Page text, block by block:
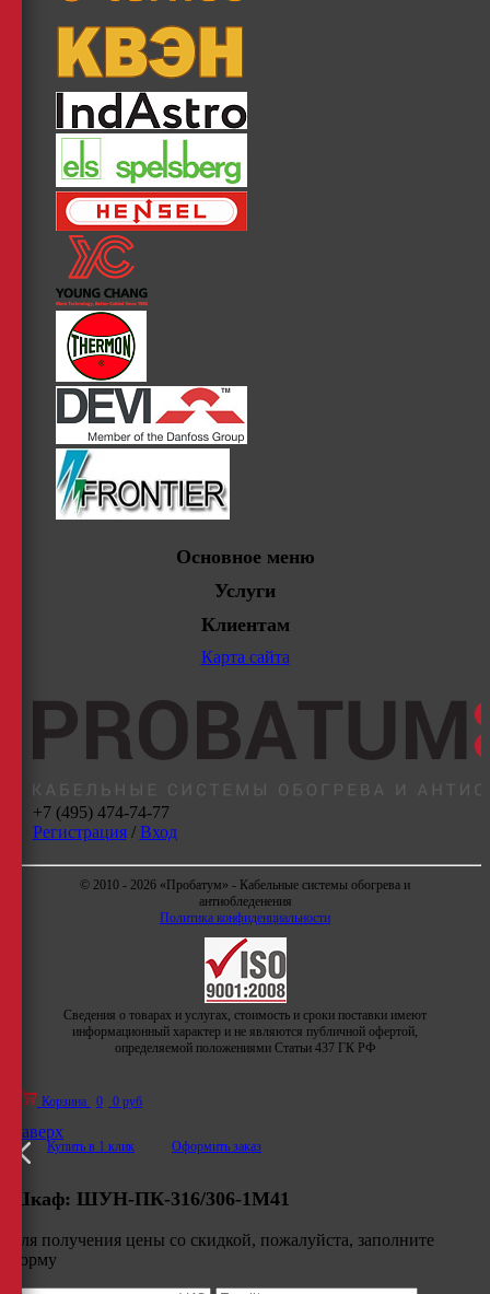
Основное меню
Услуги
Клиентам
Карта сайта
+7 (495) 474-74-77
Регистрация/ Вход
© 2010 - 2026 «Пробатум» - Кабельные системы обогрева и
антиобледенения
Политика конфиденциальности
Сведения о товарах и услугах, стоимость и сроки поставки имеют
информационный характер и не являются публичной офертой,
определяемой положениями Статьи 437 ГК РФ
Корзина 0 0 руб
Купить в 1 клик Оформить заказ
Наверх
Шкаф: ШУН-ПК-316/306-1М41
Для получения цены со скидкой, пожалуйста, заполните
форму